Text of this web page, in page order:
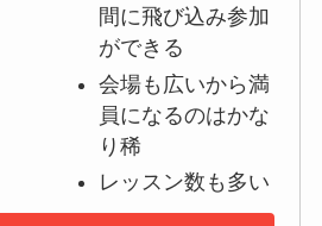
間に飛び込み参加
ができる
会場も広いから満
員になるのはかな
り稀
レッスン数も多い